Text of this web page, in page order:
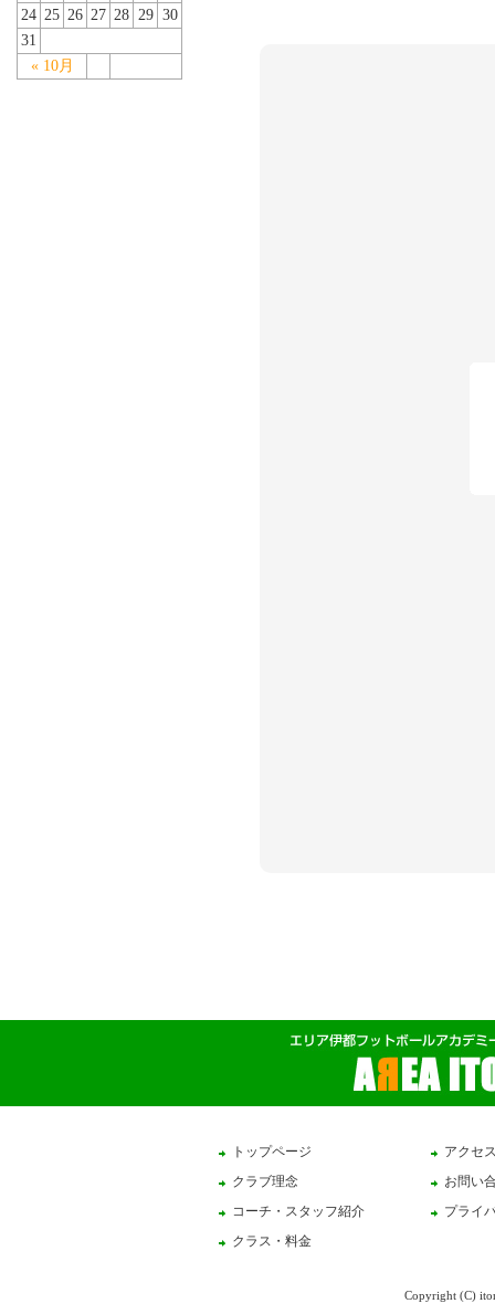
« 10月
24 25 26 27 28 29 30
31
トップページ
クラブ理念
コーチ・スタッフ紹介
クラス・料金
アクセ
お問い
プライ
Copyright (C)